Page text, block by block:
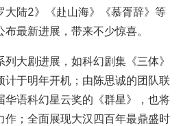
大陆2》《赴山海》《慕胥辞》等
最新进展，带来不少惊喜。
大剧进展，如科幻剧集《三体》
计于明年开机；由陈思诚的团队联
华语科幻星云奖的《群星》，也将
作；全面展现大汉四百年最鼎盛时